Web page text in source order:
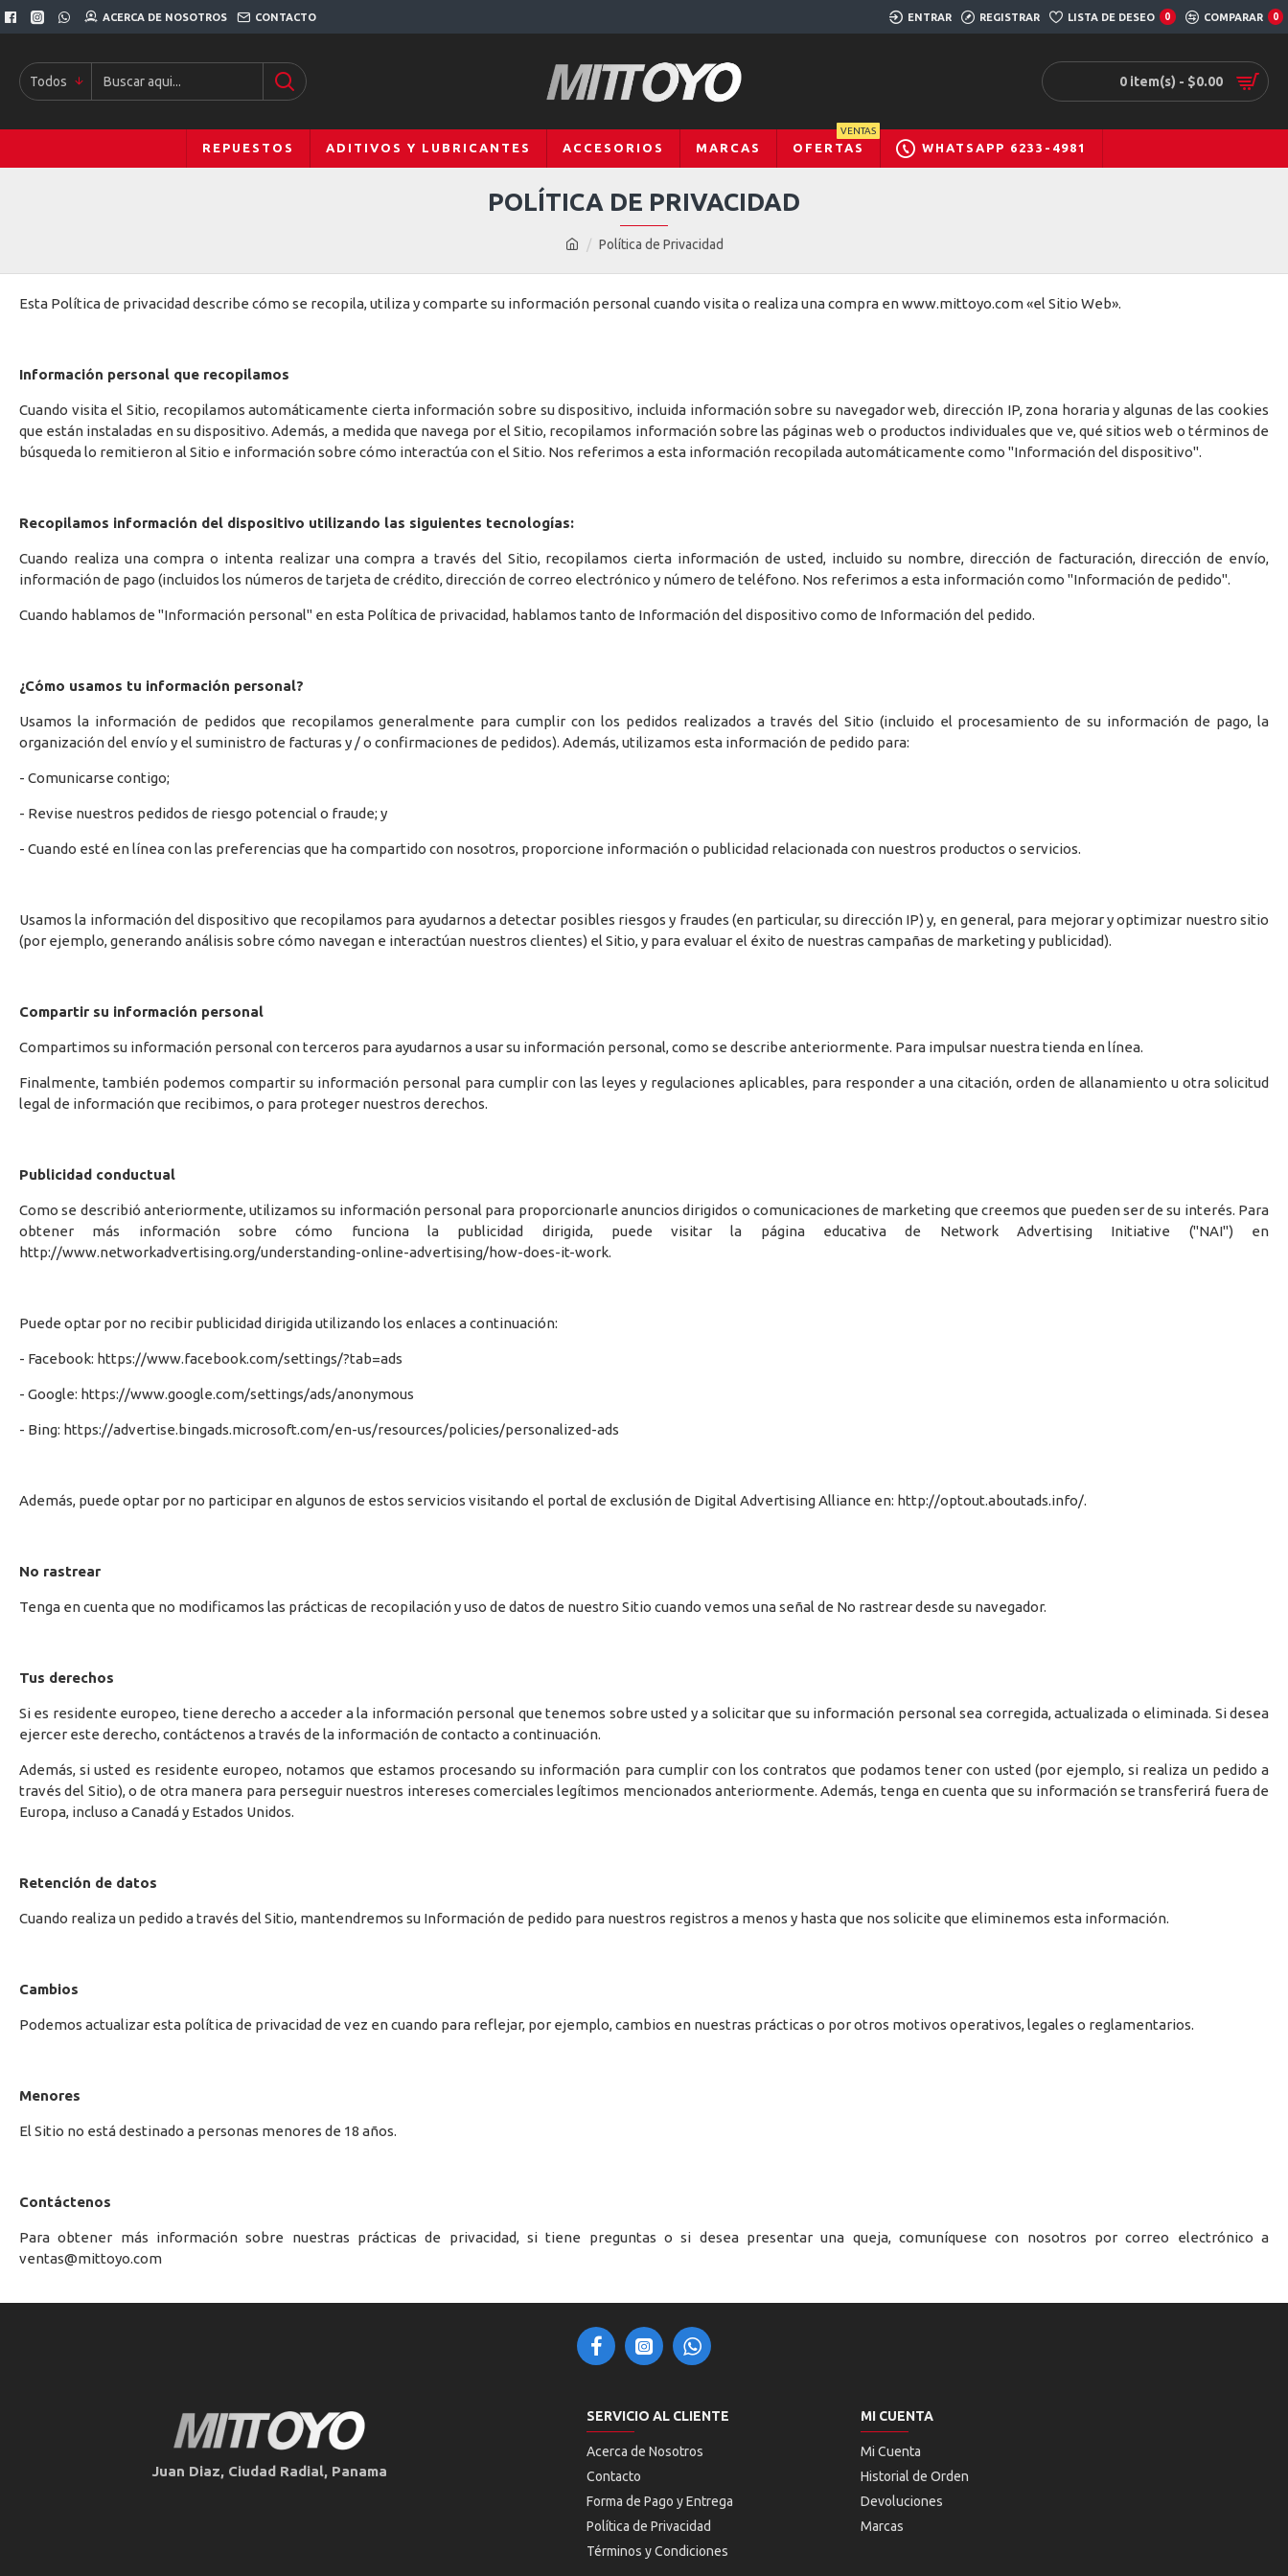
ACERCA DE NOSOTROS CONTACTO ENTRAR REGISTRAR LISTA DE DESEO 0 COMPARAR 0
Todos 0 item(s) - $0.00
REPUESTOS ADITIVOS Y LUBRICANTES ACCESORIOS MARCAS OFERTAS
VENTAS
WHATSAPP 6233-4981
Política de Privacidad
POLÍTICA DE PRIVACIDAD
Esta Política de privacidad describe cómo se recopila, utiliza y comparte su información personal cuando visita o realiza una compra en www.mittoyo.com «el Sitio Web».
Información personal que recopilamos
Cuando visita el Sitio, recopilamos automáticamente cierta información sobre su dispositivo, incluida información sobre su navegador web, dirección IP, zona horaria y algunas de las cookies
que están instaladas en su dispositivo. Además, a medida que navega por el Sitio, recopilamos información sobre las páginas web o productos individuales que ve, qué sitios web o términos de
búsqueda lo remitieron al Sitio e información sobre cómo interactúa con el Sitio. Nos referimos a esta información recopilada automáticamente como "Información del dispositivo".
Recopilamos información del dispositivo utilizando las siguientes tecnologías:
Cuando realiza una compra o intenta realizar una compra a través del Sitio, recopilamos cierta información de usted, incluido su nombre, dirección de facturación, dirección de envío,
información de pago (incluidos los números de tarjeta de crédito, dirección de correo electrónico y número de teléfono. Nos referimos a esta información como "Información de pedido".
Cuando hablamos de "Información personal" en esta Política de privacidad, hablamos tanto de Información del dispositivo como de Información del pedido.
¿Cómo usamos tu información personal?
Usamos la información de pedidos que recopilamos generalmente para cumplir con los pedidos realizados a través del Sitio (incluido el procesamiento de su información de pago, la
organización del envío y el suministro de facturas y / o confirmaciones de pedidos). Además, utilizamos esta información de pedido para:
- Comunicarse contigo;
- Revise nuestros pedidos de riesgo potencial o fraude; y
- Cuando esté en línea con las preferencias que ha compartido con nosotros, proporcione información o publicidad relacionada con nuestros productos o servicios.
Usamos la información del dispositivo que recopilamos para ayudarnos a detectar posibles riesgos y fraudes (en particular, su dirección IP) y, en general, para mejorar y optimizar nuestro sitio
(por ejemplo, generando análisis sobre cómo navegan e interactúan nuestros clientes) el Sitio, y para evaluar el éxito de nuestras campañas de marketing y publicidad).
Compartir su información personal
Compartimos su información personal con terceros para ayudarnos a usar su información personal, como se describe anteriormente. Para impulsar nuestra tienda en línea.
Finalmente, también podemos compartir su información personal para cumplir con las leyes y regulaciones aplicables, para responder a una citación, orden de allanamiento u otra solicitud
legal de información que recibimos, o para proteger nuestros derechos.
Publicidad conductual
Como se describió anteriormente, utilizamos su información personal para proporcionarle anuncios dirigidos o comunicaciones de marketing que creemos que pueden ser de su interés. Para
obtener más información sobre cómo funciona la publicidad dirigida, puede visitar la página educativa de Network Advertising Initiative ("NAI") en
http://www.networkadvertising.org/understanding-online-advertising/how-does-it-work.
Puede optar por no recibir publicidad dirigida utilizando los enlaces a continuación:
- Facebook: https://www.facebook.com/settings/?tab=ads
- Google: https://www.google.com/settings/ads/anonymous
- Bing: https://advertise.bingads.microsoft.com/en-us/resources/policies/personalized-ads
Además, puede optar por no participar en algunos de estos servicios visitando el portal de exclusión de Digital Advertising Alliance en: http://optout.aboutads.info/.
No rastrear
Tenga en cuenta que no modificamos las prácticas de recopilación y uso de datos de nuestro Sitio cuando vemos una señal de No rastrear desde su navegador.
Tus derechos
Si es residente europeo, tiene derecho a acceder a la información personal que tenemos sobre usted y a solicitar que su información personal sea corregida, actualizada o eliminada. Si desea
ejercer este derecho, contáctenos a través de la información de contacto a continuación.
Además, si usted es residente europeo, notamos que estamos procesando su información para cumplir con los contratos que podamos tener con usted (por ejemplo, si realiza un pedido a
través del Sitio), o de otra manera para perseguir nuestros intereses comerciales legítimos mencionados anteriormente. Además, tenga en cuenta que su información se transferirá fuera de
Europa, incluso a Canadá y Estados Unidos.
Retención de datos
Cuando realiza un pedido a través del Sitio, mantendremos su Información de pedido para nuestros registros a menos y hasta que nos solicite que eliminemos esta información.
Cambios
Podemos actualizar esta política de privacidad de vez en cuando para reflejar, por ejemplo, cambios en nuestras prácticas o por otros motivos operativos, legales o reglamentarios.
Menores
El Sitio no está destinado a personas menores de 18 años.
Contáctenos
Para obtener más información sobre nuestras prácticas de privacidad, si tiene preguntas o si desea presentar una queja, comuníquese con nosotros por correo electrónico a
ventas@mittoyo.com
Juan Diaz, Ciudad Radial, Panama
SERVICIO AL CLIENTE
Acerca de Nosotros
Contacto
Forma de Pago y Entrega
Política de Privacidad
Términos y Condiciones
MI CUENTA
Mi Cuenta
Historial de Orden
Devoluciones
Marcas